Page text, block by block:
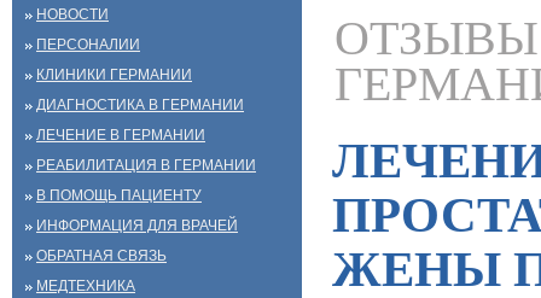
НОВОСТИ
ПЕРСОНАЛИИ
КЛИНИКИ ГЕРМАНИИ
ДИАГНОСТИКА В ГЕРМАНИИ
ЛЕЧЕНИЕ В ГЕРМАНИИ
РЕАБИЛИТАЦИЯ В ГЕРМАНИИ
В ПОМОЩЬ ПАЦИЕНТУ
ИНФОРМАЦИЯ ДЛЯ ВРАЧЕЙ
ОБРАТНАЯ СВЯЗЬ
МЕДТЕХНИКА
ЖЕНЫ